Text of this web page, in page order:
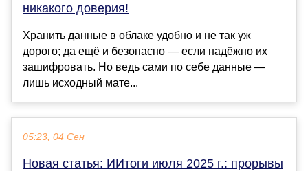
никакого доверия!
Хранить данные в облаке удобно и не так уж
дорого; да ещё и безопасно — если надёжно их
зашифровать. Но ведь сами по себе данные —
лишь исходный мате...
05:23, 04 Сен
Новая статья: ИИтоги июля 2025 г.: прорывы